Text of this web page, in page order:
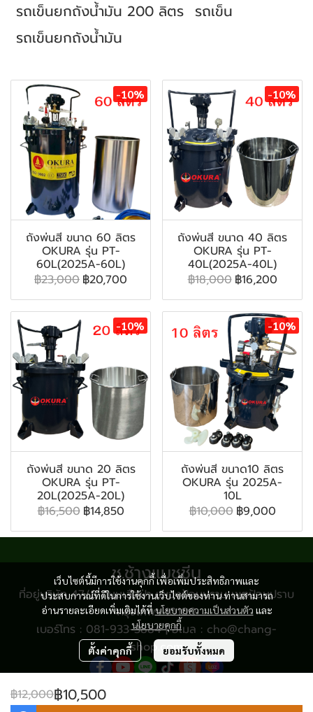
รถเข็นยกถังน้ำมัน 200 ลิตร รถเข็น
รถเข็นยกถังน้ำมัน
-10%
ถังพ่นสี ขนาด 60 ลิตร
OKURA รุ่น PT-
60L(2025A-60L)
฿23,000 ฿20,700
-10%
ถังพ่นสี ขนาด 40 ลิตร
OKURA รุ่น PT-
40L(2025A-40L)
฿18,000 ฿16,200
-10%
ถังพ่นสี ขนาด 20 ลิตร
OKURA รุ่น PT-
20L(2025A-20L)
฿16,500 ฿14,850
-10%
ถังพ่นสี ขนาด10 ลิตร
OKURA รุ่น 2025A-
10L
฿10,000 ฿9,000
฿12,000฿10,500
เว็บไซต์นี้มีการใช้งานคุกกี้ เพื่อเพิ่มประสิทธิภาพและ
ประสบการณ์ที่ดีในการใช้งานเว็บไซต์ของท่าน ท่านสามารถ
อ่านรายละเอียดเพิ่มเติมได้ที่นโยบายความเป็นส่วนตัว และ
นโยบายคุกกี้
ตั้งค่าคุกกี้ ยอมรับทั้งหมด
ช.ช้างแมชชีน
ที่อยู่บริษัท 47/8 ถนนเสือป่า แขวงป้อมปราบ เขตป้อมปราบ
กรุงเทพฯ 10100
เบอร์โทร : 081-933-3884 | อีเมล : cho@chang-
shop.com